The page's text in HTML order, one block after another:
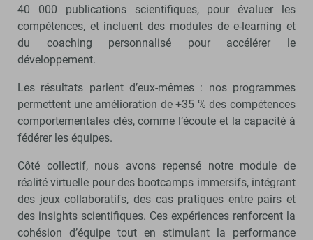
40 000 publications scientifiques, pour évaluer les
compétences, et incluent des modules de e-learning et
du coaching personnalisé pour accélérer le
développement.
Les résultats parlent d’eux-mêmes : nos programmes
permettent une amélioration de +35 % des compétences
comportementales clés, comme l’écoute et la capacité à
fédérer les équipes.
Côté collectif, nous avons repensé notre module de
réalité virtuelle pour des bootcamps immersifs, intégrant
des jeux collaboratifs, des cas pratiques entre pairs et
des insights scientifiques. Ces expériences renforcent la
cohésion d’équipe tout en stimulant la performance